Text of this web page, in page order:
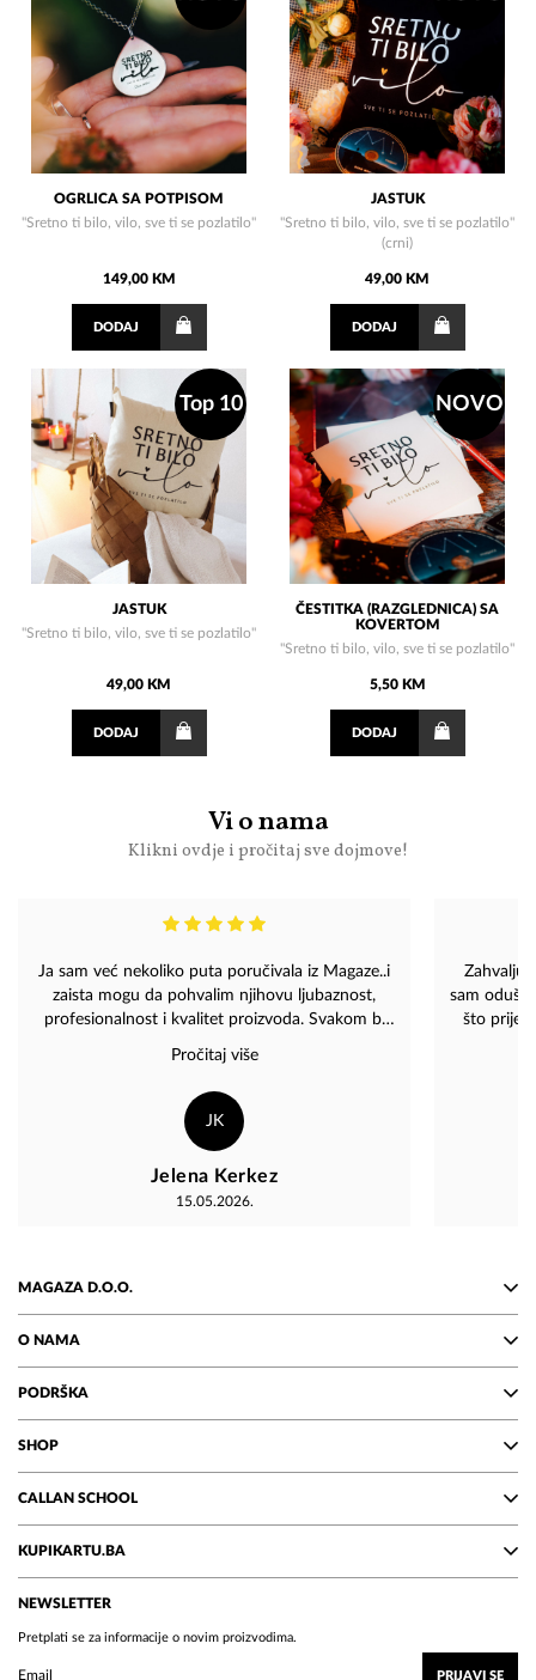
OGRLICA SA POTPISOM
"Sretno ti bilo, vilo, sve ti se pozlatilo"
149,00 KM
DODAJ
JASTUK
"Sretno ti bilo, vilo, sve ti se pozlatilo"
(crni)
49,00 KM
DODAJ
Top 10
JASTUK
"Sretno ti bilo, vilo, sve ti se pozlatilo"
49,00 KM
DODAJ
NOVO
ČESTITKA (RAZGLEDNICA) SA
KOVERTOM
"Sretno ti bilo, vilo, sve ti se pozlatilo"
5,50 KM
DODAJ
Vi o nama
Klikni ovdje i pročitaj sve dojmove!
Ja sam već nekoliko puta poručivala iz Magaze..i
zaista mogu da pohvalim njihovu ljubaznost,
profesionalnost i kvalitet proizvoda. Svakom bi
preporučila da poruči iz Magaze nešto po svom
izboru, vjerujete, brzo će vam stići i bićete
zadovoljni. Zaista visok nivo.
Pročitaj više
JK
Jelena Kerkez
15.05.2026.
sam
što prije
MAGAZA D.O.O.
O NAMA
PODRŠKA
SHOP
CALLAN SCHOOL
KUPIKARTU.BA
NEWSLETTER
Pretplati se za informacije o novim proizvodima.
PRIJAVI SE